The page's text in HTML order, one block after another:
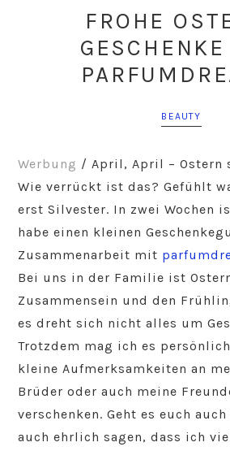
FROHE
GESCHENKE
BEAUTY
Werbung / April, April – Ostern
Wie verrückt ist das? Gefühlt
erst Silvester. In zwei Wochen
habe einen kleinen
Zusammenarbeit mit
Bei uns in der Familie ist
Zusammensein und den
es dreht sich nicht alles um
Trotzdem mag ich es
kleine Aufmerksamkeiten an
Brüder oder auch meine
verschenken. Geht es euch
auch ehrlich sagen, dass ich